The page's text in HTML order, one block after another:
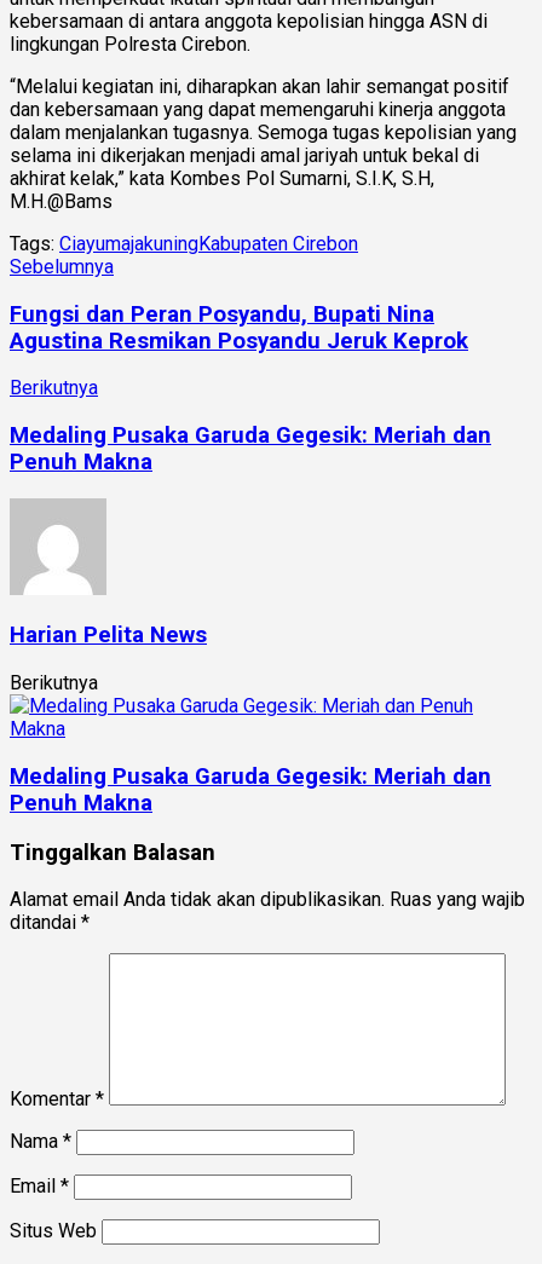
kebersamaan di antara anggota kepolisian hingga ASN di
lingkungan Polresta Cirebon.
“Melalui kegiatan ini, diharapkan akan lahir semangat positif
dan kebersamaan yang dapat memengaruhi kinerja anggota
dalam menjalankan tugasnya. Semoga tugas kepolisian yang
selama ini dikerjakan menjadi amal jariyah untuk bekal di
akhirat kelak,” kata Kombes Pol Sumarni, S.I.K, S.H,
M.H.@Bams
Tags: CiayumajakuningKabupaten Cirebon
Sebelumnya
Fungsi dan Peran Posyandu, Bupati Nina
Agustina Resmikan Posyandu Jeruk Keprok
Berikutnya
Medaling Pusaka Garuda Gegesik: Meriah dan
Penuh Makna
Harian Pelita News
Berikutnya
Medaling Pusaka Garuda Gegesik: Meriah dan
Penuh Makna
Tinggalkan Balasan
Alamat email Anda tidak akan dipublikasikan. Ruas yang wajib
ditandai *
Komentar *
Nama *
Email *
Situs Web